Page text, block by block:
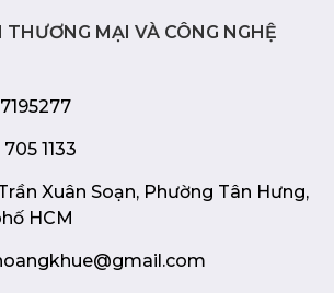
THƯƠNG MẠI VÀ CÔNG NGHỆ
1133
Xuân Soạn, Phường Tân Hưng,
HCM